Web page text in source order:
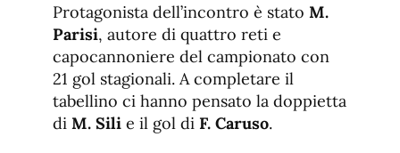
Protagonista dell’incontro è stato M.
Parisi, autore di quattro reti e
capocannoniere del campionato con
21 gol stagionali. A completare il
tabellino ci hanno pensato la doppietta
di M. Sili e il gol di F. Caruso.